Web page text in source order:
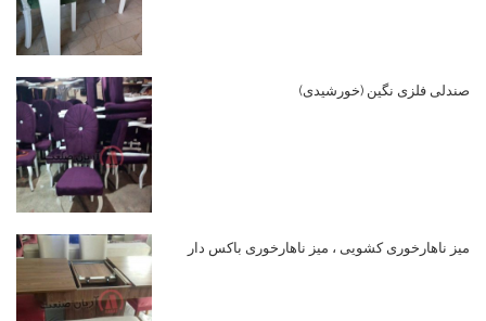
صندلی فلزی نگین (خورشیدی)
میز ناهارخوری کشویی ، میز ناهارخوری باکس دار